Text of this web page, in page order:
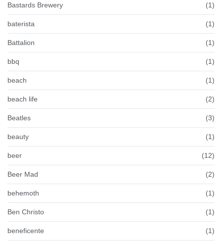
Bastards Brewery (1)
baterista (1)
Battalion (1)
bbq (1)
beach (1)
beach life (2)
Beatles (3)
beauty (1)
beer (12)
Beer Mad (2)
behemoth (1)
Ben Christo (1)
beneficente (1)